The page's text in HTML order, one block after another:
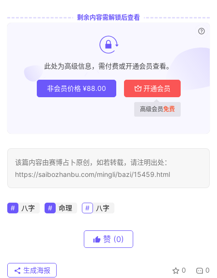
剩余内容需解锁后查看
此处为高级信息，需付费或开通会员查看。
非会员价格 ¥88.00 开通会员
高级会员免费
该篇内容由赛博占卜原创，如若转载，请注明出处：
https://saibozhanbu.com/mingli/bazi/15459.html
八字 命理 八字
赞 (0)
0 0
生成海报